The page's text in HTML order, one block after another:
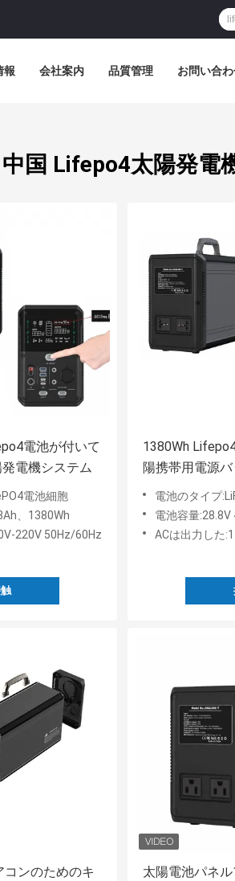
報 会社案内 品質管理 お問い合
中国 Lifepo4太陽発電
電池が付いて
電機システム
電池細胞
、1380Wh
220V 50Hz/60Hz
1380Wh
陽携帯用電源
電池のタイプ
電池容量
ACは出力した
コンのためのキ
太陽電池パネ